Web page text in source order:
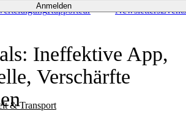
Anmelden
& Transport
Rapporteur NewslettersEvents
Ineffektive App,
Verschärfte